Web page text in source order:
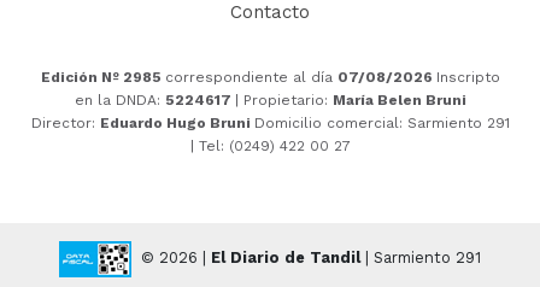
Contacto
Edición Nº 2985 correspondiente al día 07/08/2026 Inscripto
en la DNDA: 5224617 | Propietario: María Belen Bruni
Director: Eduardo Hugo Bruni Domicilio comercial: Sarmiento 291
| Tel: (0249) 422 00 27
© 2026 | El Diario de Tandil| Sarmiento 291